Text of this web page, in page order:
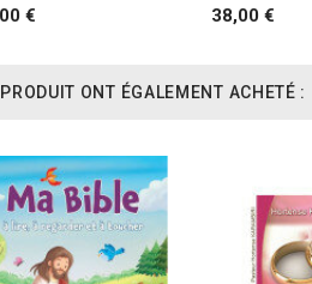
€ 38,00 €
ONT ÉGALEMENT ACHETÉ :